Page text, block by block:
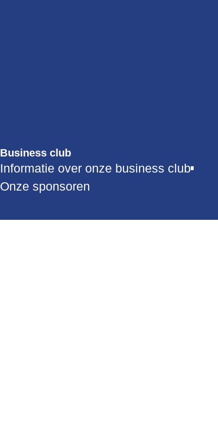
Business club
Informatie over onze business club
Onze sponsoren